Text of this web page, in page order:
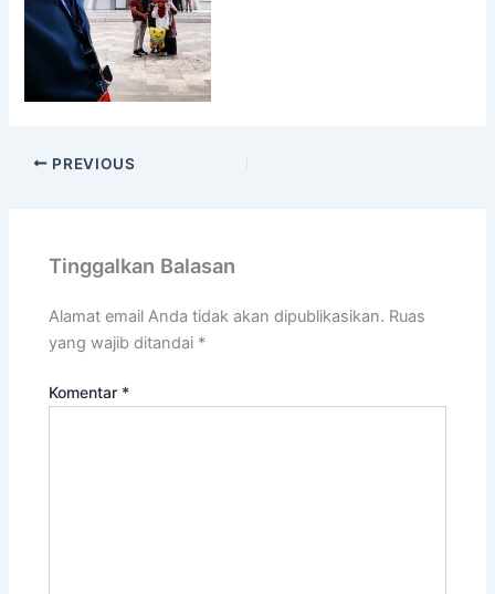
PREVIOUS
Tinggalkan Balasan
Alamat email Anda tidak akan dipublikasikan. Ruas
yang wajib ditandai *
Komentar *